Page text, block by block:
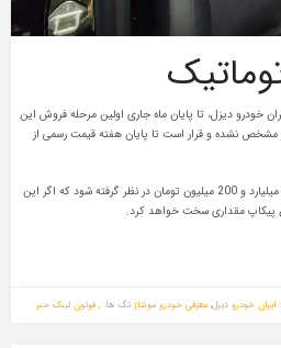
خودرو دیزل، تا پایان ماه جاری اولین مرحله فروش این
مشخص نشده و قرار است تا پایان هفته قیمت رسمی از
قیمت احتمالی این خودرو شاید در محدوده 1 میلیارد و 200 میلیون تومان در نظر گرفته شود که اگر این
پیکاپ مقداری سخت خواهد کرد.
ایران خودرو دیزل, معرفی خودرو مونتاژ تگ ها: , فوتون لینک خبر